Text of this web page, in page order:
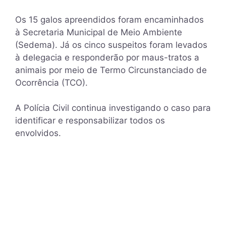
Os 15 galos apreendidos foram encaminhados
à Secretaria Municipal de Meio Ambiente
(Sedema). Já os cinco suspeitos foram levados
à delegacia e responderão por maus-tratos a
animais por meio de Termo Circunstanciado de
Ocorrência (TCO).
A Polícia Civil continua investigando o caso para
identificar e responsabilizar todos os
envolvidos.